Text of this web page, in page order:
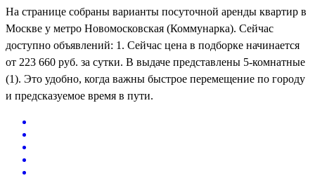
На странице собраны варианты посуточной аренды квартир в
Москве у метро Новомосковская (Коммунарка). Сейчас
доступно объявлений: 1. Сейчас цена в подборке начинается
от 223 660 руб. за сутки. В выдаче представлены 5-комнатные
(1). Это удобно, когда важны быстрое перемещение по городу
и предсказуемое время в пути.